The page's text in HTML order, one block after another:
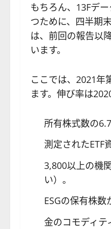
もちろん、13Fデ
つために、四半期
は、前回の報告以
います。
ここでは、2021年
ます。伸び率は
所有株式数の
測定されたETF
3,800以上の機
い）。
ESGの保有株数
金のコモディテ